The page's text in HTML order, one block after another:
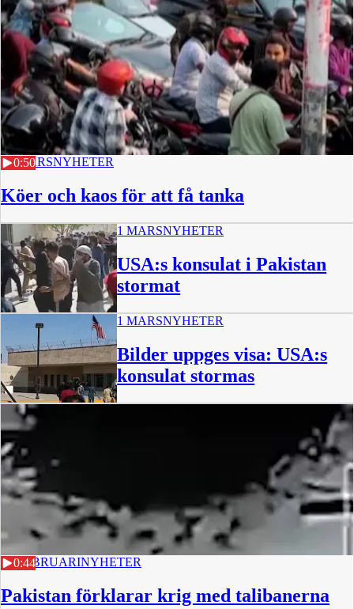
0:50
10 MARSNYHETER
Köer och kaos för att få tanka
1 MARSNYHETER
USA:s konsulat i Pakistan
stormat
0:24
1 MARSNYHETER
Bilder uppges visa: USA:s
konsulat stormas
0:44
27 FEBRUARINYHETER
Pakistan förklarar krig med talibanerna